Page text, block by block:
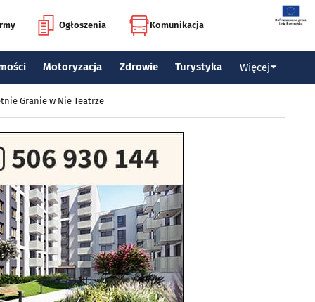
Ogłoszenia Komunikacja
Motoryzacja Zdrowie Turystyka Więcej
Granie w Nie Teatrze